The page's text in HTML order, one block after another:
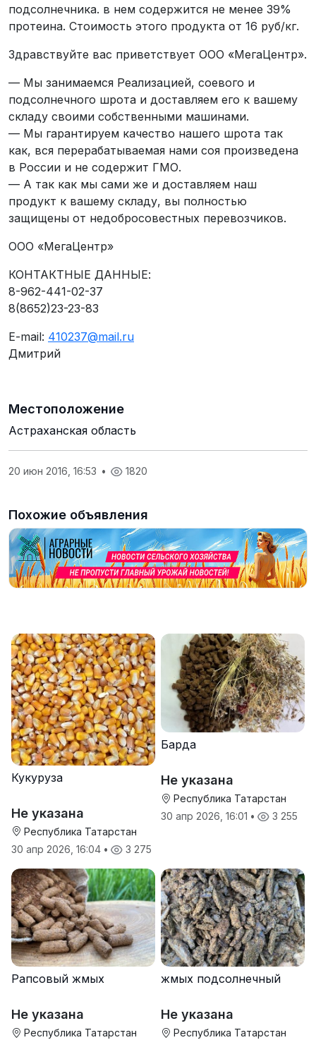
подсолнечника. в нем содержится не менее 39%
протеина. Стоимость этого продукта от 16 руб/кг.
Здравствуйте вас приветствует ООО «МегаЦентр».
— Мы занимаемся Реализацией, соевого и
подсолнечного шрота и доставляем его к вашему
складу своими собственными машинами.
— Мы гарантируем качество нашего шрота так
как, вся перерабатываемая нами соя произведена
в России и не содержит ГМО.
— А так как мы сами же и доставляем наш
продукт к вашему складу, вы полностью
защищены от недобросовестных перевозчиков.
ООО «МегаЦентр»
КОНТАКТНЫЕ ДАННЫЕ:
8-962-441-02-37
8(8652)23-23-83
E-mail: 410237@mail.ru
Дмитрий
Местоположение
Астраханская область
20 июн 2016, 16:53 • 1820
Похожие объявления
Кукуруза
Не указана
Республика Татарстан
30 апр 2026, 16:04 • 3 275
Барда
Не указана
Республика Татарстан
30 апр 2026, 16:01 • 3 255
Рапсовый жмых
Не указана
Республика Татарстан
жмых подсолнечный
Не указана
Республика Татарстан